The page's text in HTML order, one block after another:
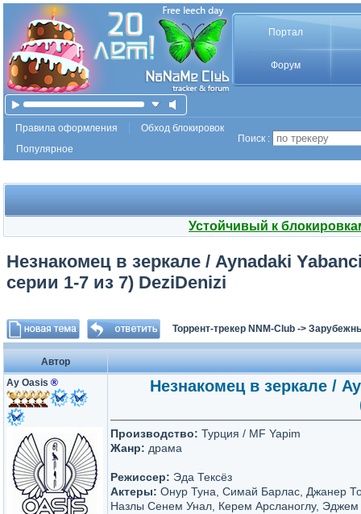
Портал
Форум
Правила оформления
Обход блокировок
Популярное
Поиск :
Устойчивый к
Незнакомец в зеркале / Aynadaki
серии 1-7 из 7) DeziDenizi
Торрент-трекер NNM-Club ->
Автор
Ay Oasis ®
Незнакомец в зеркале /
Производство: Турция / MF Yapim
Жанр: драма
Режиссер: Эда Тексёз
Актеры: Онур Туна, Симай Барлас, Джанер
Назлы Сенем Унал, Керем Арсланоглу,